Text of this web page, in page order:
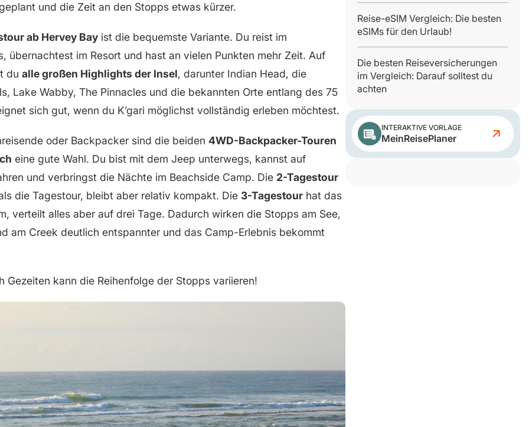
und die Zeit an den Stopps etwas kürzer.
ab Hervey Bayist die bequemste Variante. Du reist im
übernachtest im Resort und hast an vielen Punkten mehr Zeit. Auf
du alle großen Highlights der Insel, darunter Indian Head, die
Lake Wabby, The Pinnacles und die bekannten Orte entlang des 75
sich gut, wenn du K’gari möglichst vollständig erleben möchtest.
oder Backpacker sind die beiden 4WD-Backpacker-Touren
eine gute Wahl. Du bist mit dem Jeep unterwegs, kannst auf
und verbringst die Nächte im Beachside Camp. Die 2-Tagestour
die Tagestour, bleibt aber relativ kompakt. Die 3-Tagestourhat das
verteilt alles aber auf drei Tage. Dadurch wirken die Stopps am See,
am Creek deutlich entspannter und das Camp-Erlebnis bekommt
Gezeiten kann die Reihenfolge der Stopps variieren!
Reise-eSIM Vergleich: Die besten
eSIMs für den Urlaub!
Die besten Reiseversicherungen
im Vergleich: Darauf solltest du
achten
INTERAKTIVE VORLAGE
MeinReisePlaner